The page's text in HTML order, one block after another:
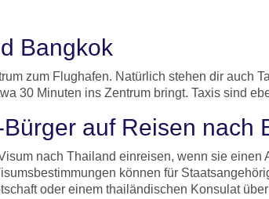
Bangkok
zum Flughafen. Natürlich stehen dir auch
30 Minuten ins Zentrum bringt. Taxis sind
auf Reisen nach
nach Thailand einreisen, wenn sie einen
können für
oder einem thailändischen Konsulat